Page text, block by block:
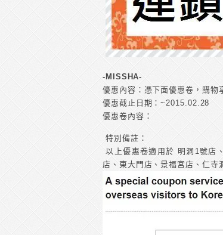
-MISSHA-
優惠內容：憑下面優惠卷，購物
優惠截止日期：~2015.02.28
優惠卷內容：
特別備註：
以上優惠卷適用於 明洞1號店
店、東大門店、景福宮店、仁寺